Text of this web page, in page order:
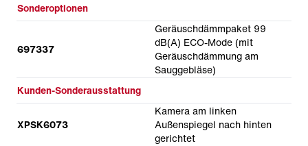
Sonderoptionen
697337
Geräuschdämmpaket 99
dB(A) ECO-Mode (mit
Geräuschdämmung am
Sauggebläse)
Kunden-Sonderausstattung
XPSK6073
Kamera am linken
Außenspiegel nach hinten
gerichtet